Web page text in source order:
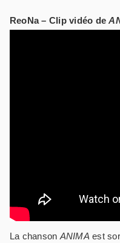
ReoNa – Clip vidéo de
La chanson ANIMA est